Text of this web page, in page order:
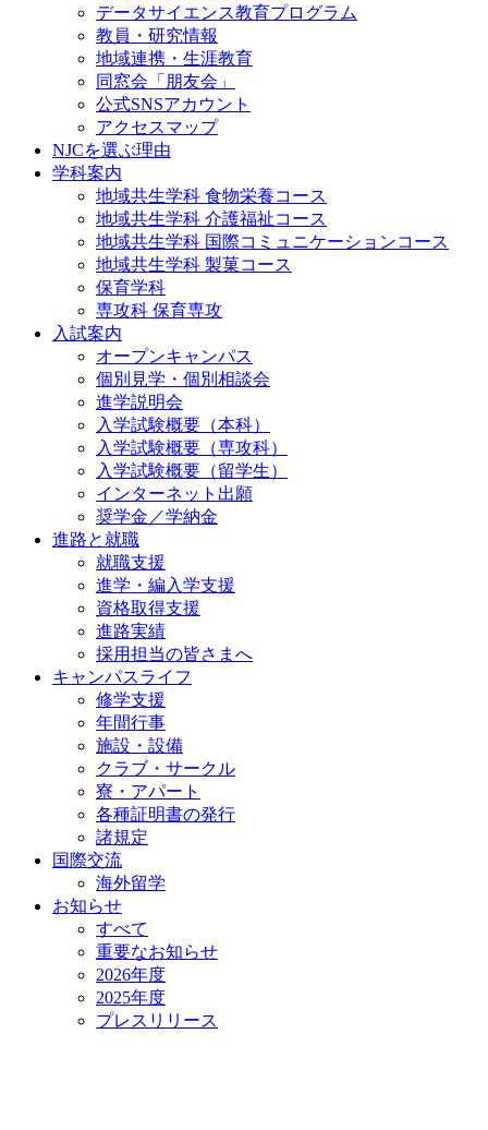
データサイエンス教育プログラム
教員・研究情報
地域連携・生涯教育
同窓会「朋友会」
公式SNSアカウント
アクセスマップ
NJCを選ぶ理由
学科案内
地域共⽣学科 ⾷物栄養コース
地域共生学科 介護福祉コース
地域共生学科 国際コミュニケーションコース
地域共⽣学科 製菓コース
保育学科
専攻科 保育専攻
入試案内
オープンキャンパス
個別⾒学・個別相談会
進学説明会
入学試験概要（本科）
入学試験概要（専攻科）
入学試験概要（留学生）
インターネット出願
奨学金／学納金
進路と就職
就職支援
進学・編入学支援
資格取得⽀援
進路実績
採用担当の皆さまへ
キャンパスライフ
修学支援
年間行事
施設・設備
クラブ・サークル
寮・アパート
各種証明書の発⾏
諸規定
国際交流
海外留学
お知らせ
すべて
重要なお知らせ
2026年度
2025年度
プレスリリース